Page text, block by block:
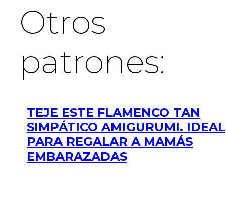
Otros
patrones:
TEJE ESTE FLAMENCO TAN
SIMPÁTICO AMIGURUMI. IDEAL
PARA REGALAR A MAMÁS
EMBARAZADAS